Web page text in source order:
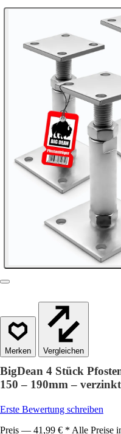
Vergleichen
BigDean 4 Stück
150 – 190mm –
Erste Bewertung schreiben
Preis — 41,99 € * Alle Preise